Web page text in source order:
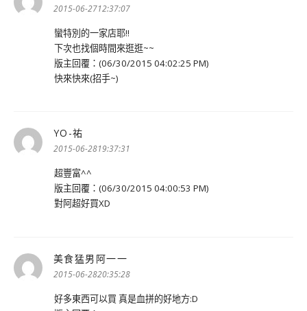
示:
2015-06-2712:37:07
蠻特別的一家店耶!!
下次也找個時間來逛逛~~
版主回覆：(06/30/2015 04:02:25 PM)
快來快來(招手~)
YO-祐
示:
2015-06-2819:37:31
超豐富^^
版主回覆：(06/30/2015 04:00:53 PM)
對阿超好買XD
美食猛男阿一一
示:
2015-06-2820:35:28
好多東西可以買 真是血拼的好地方:D